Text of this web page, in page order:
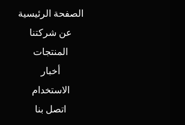
الصفحة الرئيسية
عن شركتنا
المنتجات
أخبار
الاستخدام
اتصل بنا